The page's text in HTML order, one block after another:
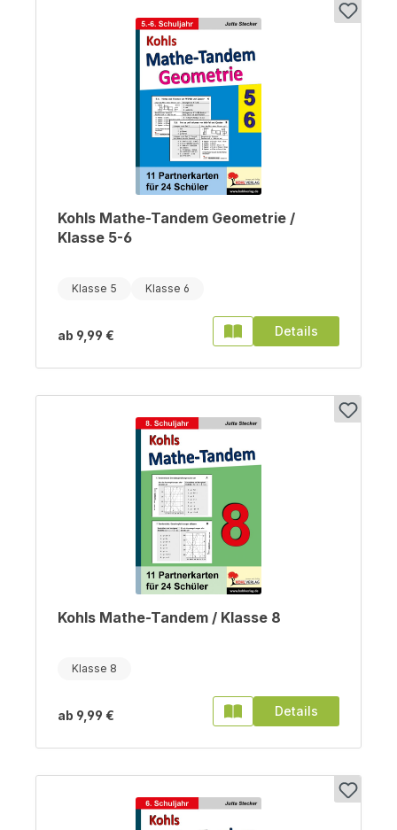
Kohls Mathe-Tandem Geometrie /
Klasse 5-6
Klasse 5 Klasse 6
ab 9,99 € Details
Kohls Mathe-Tandem / Klasse 8
Klasse 8
ab 9,99 € Details